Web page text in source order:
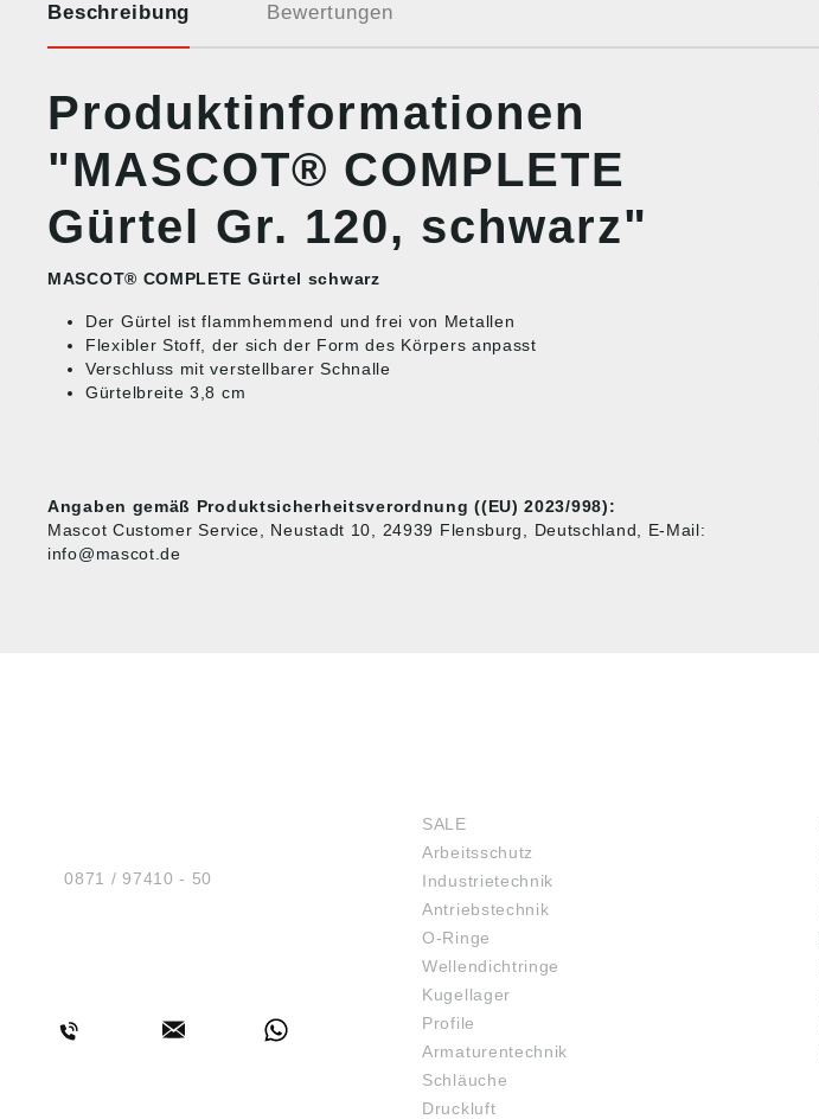
Beschreibung Bewertungen
Produktinformationen
"MASCOT® COMPLETE
Gürtel Gr. 120, schwarz"
MASCOT® COMPLETE Gürtel schwarz
Der Gürtel ist flammhemmend und frei von Metallen
Flexibler Stoff, der sich der Form des Körpers anpasst
Verschluss mit verstellbarer Schnalle
Gürtelbreite 3,8 cm
Angaben gemäß Produktsicherheitsverordnung ((EU) 2023/998):
Mascot Customer Service, Neustadt 10, 24939 Flensburg, Deutschland, E-Mail:
info@mascot.de
Tel.:0871 / 97410 - 50
SALE
Arbeitsschutz
Industrietechnik
Antriebstechnik
O-Ringe
Wellendichtringe
Kugellager
Profile
Armaturentechnik
Schläuche
Druckluft